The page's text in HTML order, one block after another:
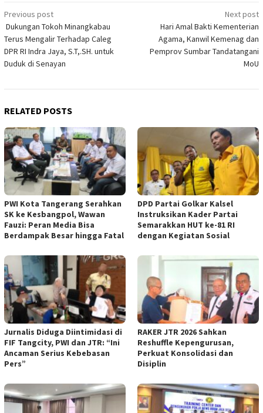
Post
navigation
Previous post
Dukungan Tokoh Minangkabau
Terus Mengalir Terhadap Caleg
DPR RI Indra Jaya, S.T,.SH. untuk
Duduk di Senayan
Next post
Hari Amal Bakti Kementerian
Agama, Kanwil Kemenag dan
Pemprov Sumbar Tandatangani
MoU
RELATED POSTS
PWI Kota Tangerang Serahkan
SK ke Kesbangpol, Wawan
Fauzi: Peran Media Bisa
Berdampak Besar hingga Fatal
DPD Partai Golkar Kalsel
Instruksikan Kader Partai
Semarakkan HUT ke-81 RI
dengan Kegiatan Sosial
Jurnalis Diduga Diintimidasi di
FIF Tangcity, PWI dan JTR: “Ini
Ancaman Serius Kebebasan
Pers”
RAKER JTR 2026 Sahkan
Reshuffle Kepengurusan,
Perkuat Konsolidasi dan
Disiplin